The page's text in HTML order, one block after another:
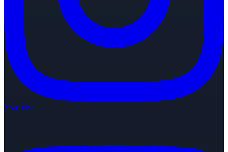
YouTube